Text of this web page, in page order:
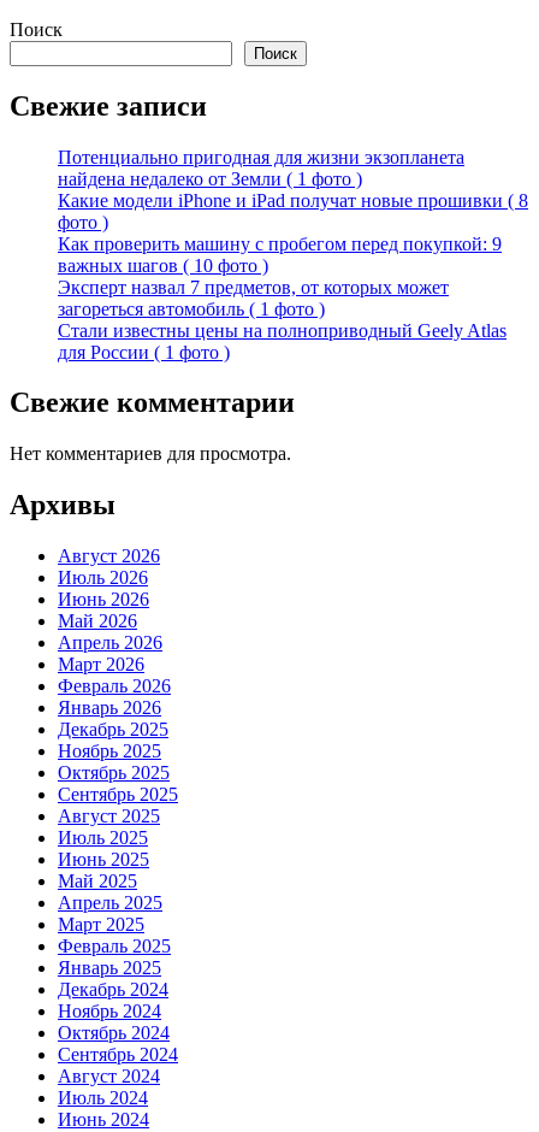
Поиск
Поиск
Свежие записи
Потенциально пригодная для жизни экзопланета
найдена недалеко от Земли ( 1 фото )
Какие модели iPhone и iPad получат новые прошивки ( 8
фото )
Как проверить машину с пробегом перед покупкой: 9
важных шагов ( 10 фото )
Эксперт назвал 7 предметов, от которых может
загореться автомобиль ( 1 фото )
Стали известны цены на полноприводный Geely Atlas
для России ( 1 фото )
Свежие комментарии
Нет комментариев для просмотра.
Архивы
Август 2026
Июль 2026
Июнь 2026
Май 2026
Апрель 2026
Март 2026
Февраль 2026
Январь 2026
Декабрь 2025
Ноябрь 2025
Октябрь 2025
Сентябрь 2025
Август 2025
Июль 2025
Июнь 2025
Май 2025
Апрель 2025
Март 2025
Февраль 2025
Январь 2025
Декабрь 2024
Ноябрь 2024
Октябрь 2024
Сентябрь 2024
Август 2024
Июль 2024
Июнь 2024